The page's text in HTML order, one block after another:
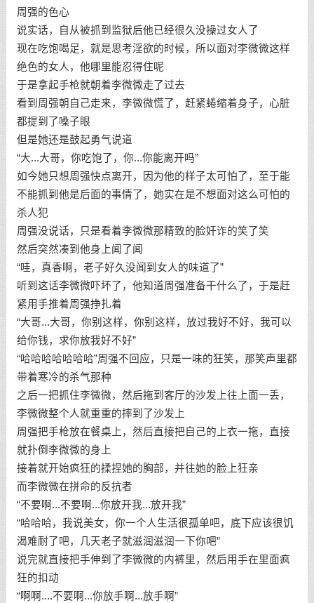
周强的色心
说实话，自从被抓到监狱后他已经很久没操过女人了
现在吃饱喝足，就是思考淫欲的时候，所以面对李微微这样
绝色的女人，他哪里能忍得住呢
于是拿起手枪就朝着李微微走了过去
看到周强朝自己走来，李微微慌了，赶紧蜷缩着身子，心脏
都提到了嗓子眼
但是她还是鼓起勇气说道
“大...大哥，你吃饱了，你...你能离开吗”
如今她只想周强快点离开，因为他的样子太可怕了，至于能
不能抓到他是后面的事情了，她实在是不想面对这么可怕的
杀人犯
周强没说话，只是看着李微微那精致的脸奸诈的笑了笑
然后突然凑到他身上闻了闻
“哇，真香啊，老子好久没闻到女人的味道了”
听到这话李微微吓坏了，他知道周强准备干什么了，于是赶
紧用手推着周强挣扎着
“大哥...大哥，你别这样，你别这样，放过我好不好，我可以
给你钱，求你放我好不好”
“哈哈哈哈哈哈哈”周强不回应，只是一味的狂笑，那笑声里都
带着寒冷的杀气那种
之后一把抓住李微微，然后拖到客厅的沙发上往上面一丢，
李微微整个人就重重的摔到了沙发上
周强把手枪放在餐桌上，然后直接把自己的上衣一拖，直接
就扑倒李微微的身上
接着就开始疯狂的揉捏她的胸部，并往她的脸上狂亲
而李微微在拼命的反抗者
“不要啊...不要啊...你放开我...放开我”
“哈哈哈，我说美女，你一个人生活很孤单吧，底下应该很饥
渴难耐了吧，几天老子就滋润滋润一下你吧”
说完就直接把手伸到了李微微的内裤里，然后用手在里面疯
狂的扣动
“啊啊....不要啊...你放手啊...放手啊”